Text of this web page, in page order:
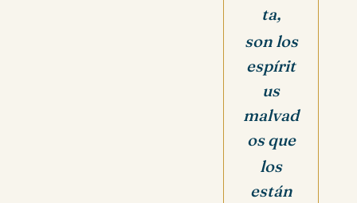
ta,
son los
espírit
us
malvad
os que
los
están